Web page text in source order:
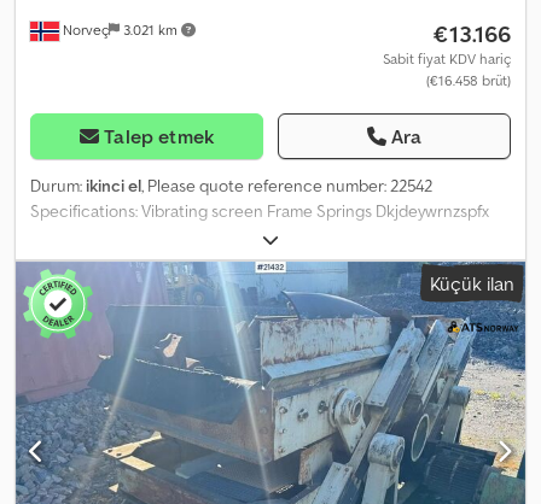
Norveç 3.021 km €13.166
Sabit fiyat KDV hariç
(€16.458 brüt)
Talep etmek Ara
Durum: ikinci el, Please quote reference number: 22542
Specifications: Vibrating screen Frame Springs Dkjdeywrnzspfx
Aaysr Description: 2 units of Lokomo A 132 L for sale, price per unit.
Ready for delivery. Own weight: 11 Model: A 132 L with springs and
frame = More information = Contact ATS Norway for further
details.
Küçük ilan